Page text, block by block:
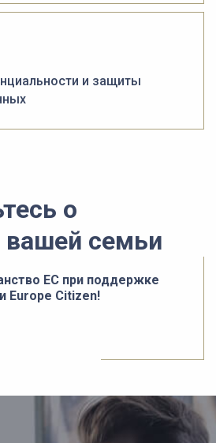
и защиты
о
семьи
ЕС при поддержке
Europe Citizen!